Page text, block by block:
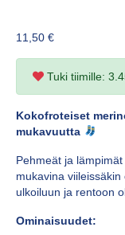
11,50 €
Tuki tiimille:
Kokofroteiset
mukavuutta
Pehmeät ja
mukavina
ulkoiluun ja rentoon
Ominaisuudet: